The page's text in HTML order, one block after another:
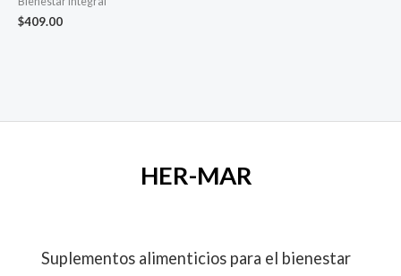
$409.00
HER-MAR
Suplementos alimenticios para el bienestar